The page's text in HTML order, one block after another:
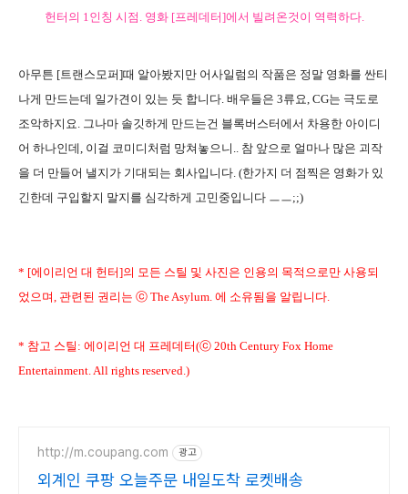
헌터의 1인칭 시점. 영화 [프레데터]에서 빌려온것이 역력하다.
아무튼 [트랜스모퍼]때 알아봤지만 어사일럼의 작품은 정말 영화를 싼티
나게 만드는데 일가견이 있는 듯 합니다. 배우들은 3류요, CG는 극도로
조악하지요. 그나마 솔깃하게 만드는건 블록버스터에서 차용한 아이디
어 하나인데, 이걸 코미디처럼 망쳐놓으니.. 참 앞으로 얼마나 많은 괴작
을 더 만들어 낼지가 기대되는 회사입니다. (한가지 더 점찍은 영화가 있
긴한데 구입할지 말지를 심각하게 고민중입니다 ㅡㅡ;;)
* [에이리언 대 헌터]의 모든 스틸 및 사진은 인용의 목적으로만 사용되
었으며, 관련된 권리는 ⓒ The Asylum. 에 소유됨을 알립니다.
* 참고 스틸: 에이리언 대 프레데터(ⓒ 20th Century Fox Home
Entertainment. All rights reserved.)
http://m.coupang.com 광고
외계인 쿠팡 오늘주문 내일도착 로켓배송